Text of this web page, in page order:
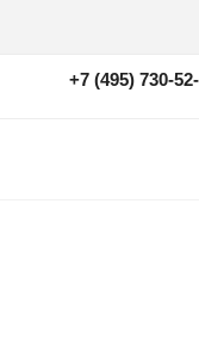
+7 (495) 730-